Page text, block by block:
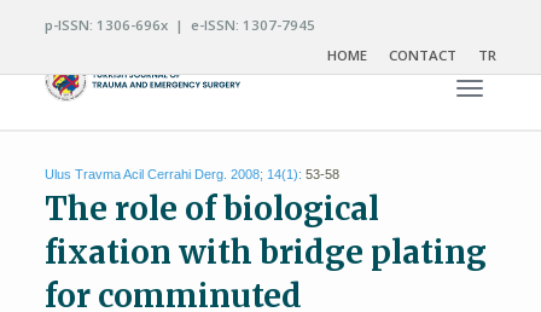
p-ISSN: 1306-696x | e-ISSN: 1307-7945
HOME
CONTACT TR
Toggle
Ulus Travma Acil Cerrahi Derg. 2008; 14(1): 53-58
The role of biological
fixation with bridge plating
for comminuted